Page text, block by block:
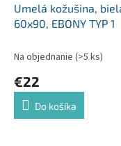
Umelá kožušina,
60x90, EBONY TYP 1
Na objednanie (>5 ks)
€22
Do košíka